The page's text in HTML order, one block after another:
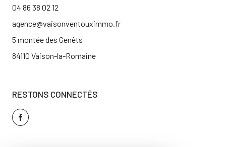
04 86 38 02 12
agence@vaisonventouximmo.fr
5 montée des Genêts
84110 Vaison-la-Romaine
RESTONS CONNECTÉS